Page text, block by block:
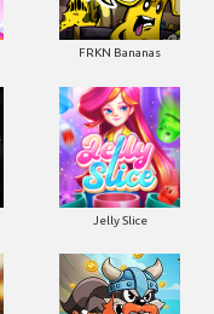
FRKN Bananas
Jelly Slice